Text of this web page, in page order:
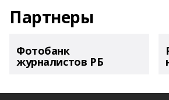
Партнеры
Фотобанк
журналистов РБ